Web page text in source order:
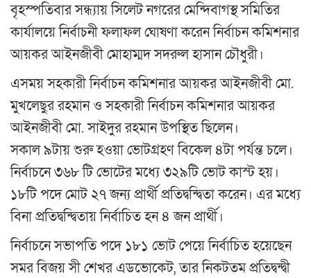
বৃহস্পতিবার সন্ধ্যায় সিলেট নগরের মেন্দিবাগস্থ সমিতির
কার্যালয়ে নির্বাচনী ফলাফল ঘোষণা করেন নির্বাচন কমিশনার
আয়কর আইনজীবী মোহাম্মদ সদরুল হাসান চৌধুরী।
এসময় সহকারী নির্বাচন কমিশনার আয়কর আইনজীবী মো.
মুখলেছুর রহমান ও সহকারী নির্বাচন কমিশনার আয়কর
আইনজীবী মো. সাইদুর রহমান উপস্থিত ছিলেন।
সকাল ৯টায় শুরু হওয়া ভোটগ্রহণ বিকেল ৪টা পর্যন্ত চলে।
নির্বাচনে ৩৬৮ টি ভোটের মধ্যে ৩২৯টি ভোট কাস্ট হয়।
১৮টি পদে মোট ২৭ জন্য প্রার্থী প্রতিদ্বন্দ্বিতা করেন। এর মধ্যে
বিনা প্রতিদ্বন্দ্বিতায় নির্বাচিত হন ৪ জন প্রার্থী।
নির্বাচনে সভাপতি পদে ১৮১ ভোট পেয়ে নির্বাচিত হয়েছেন
সমর বিজয় সী শেখর এডভোকেট, তার নিকটতম প্রতিদ্বন্দ্বী